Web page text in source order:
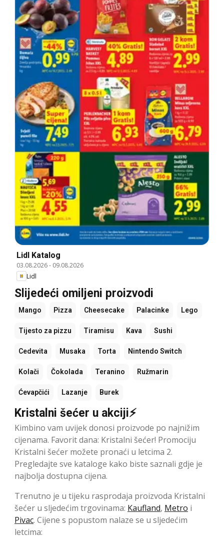
Lidl Katalog
03.08.2026- 09.08.2026
Lidl
Slijedeći omiljeni proizvodi
Mango Pizza Cheesecake Palacinke Lego
Tijesto za pizzu Tiramisu Kava Sushi
Cedevita Musaka Torta Nintendo Switch
Kolači Čokolada Teranino Ružmarin
Ćevapčići Lazanje Burek
Kristalni šećer u akciji⚡
Kimbino vam uvijek donosi proizvode po najnižim
cijenama. Favorit dana: Kristalni šećer! Promociju
Kristalni šećer možete pronaći u letcima 2.
Pregledajte sve kataloge kako biste saznali gdje je
najbolja dostupna cijena.
Trenutno je u tijeku rasprodaja proizvoda Kristalni
šećer u sljedećim trgovinama: Kaufland, Metro i
Pivac. Cijene s popustom nalaze se u sljedećim
letcima: